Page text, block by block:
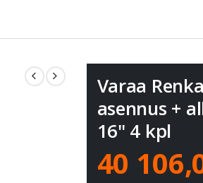
Varaa
asennus +
16" 4 kpl
40